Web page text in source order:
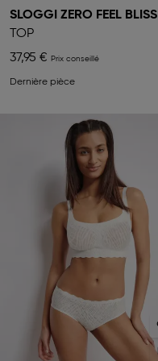
SLOGGI ZERO FEEL BLISS
TOP
37,95 €
Dernière pièce